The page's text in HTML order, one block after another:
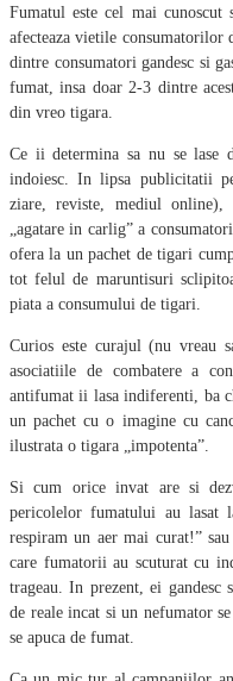
Fumatul este cel mai cunoscut
afecteaza vietile
dintre consumatori gandesc si
fumat, insa doar 2-3 dintre
din vreo tigara.
Ce ii determina sa nu se lase
indoiesc. In lipsa publicitatii
ziare, reviste, mediul online),
„agatare in carlig” a
ofera la un pachet de tigari
tot felul de maruntisuri
piata a consumului de tigari.
Curios este curajul (nu vreau
asociatiile de combatere a
antifumat ii lasa indiferenti, ba
un pachet cu o imagine cu
ilustrata o tigara „impotenta”.
Si cum orice invat are si
pericolelor fumatului au lasat
respiram un aer mai curat!”
care fumatorii au scuturat cu
trageau. In prezent, ei gandesc
de reale incat si un nefumator
se apuca de fumat.